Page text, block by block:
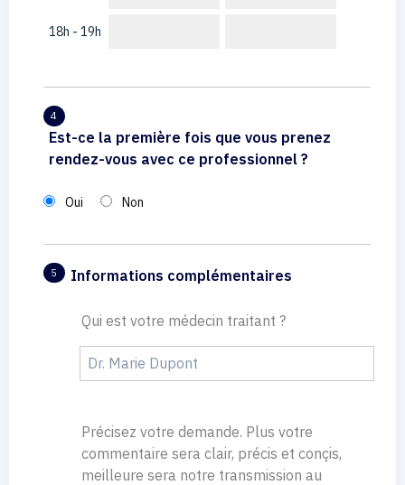
18h - 19h
4
Est-ce la première fois que vous prenez
rendez-vous avec ce professionnel ?
Oui Non
5 Informations complémentaires
Qui est votre médecin traitant ?
Précisez votre demande. Plus votre
commentaire sera clair, précis et conçis,
meilleure sera notre transmission au